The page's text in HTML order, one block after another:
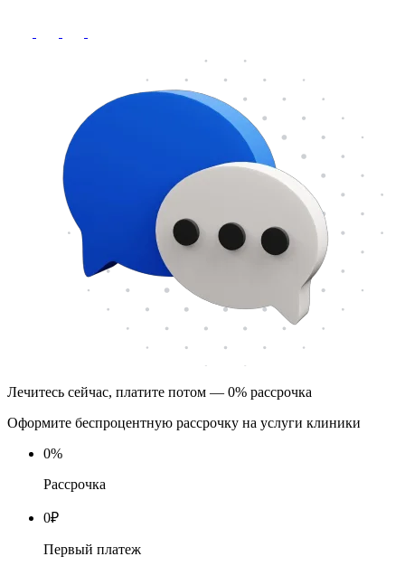
Лечитесь сейчас, платите потом — 0% рассрочка
Оформите беспроцентную рассрочку на услуги клиники
0%
Рассрочка
0₽
Первый платеж